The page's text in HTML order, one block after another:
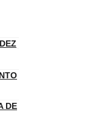
DE